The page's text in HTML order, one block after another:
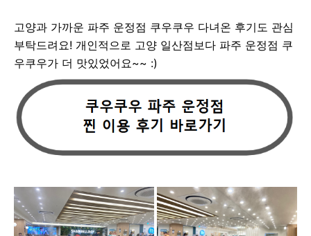
고양과 가까운 파주 운정점 쿠우쿠우 다녀온 후기도 관심
부탁드려요! 개인적으로 고양 일산점보다 파주 운정점 쿠
우쿠우가 더 맛있었어요~~ :)